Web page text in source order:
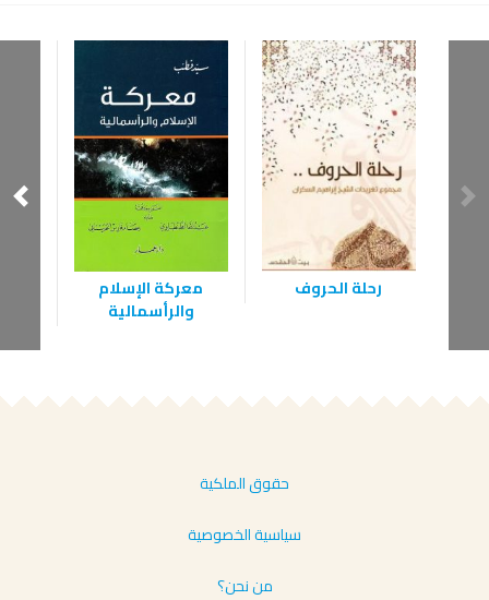
رحلة الحروف
معركة الإسلام
والرأسمالية
حقوق الملكية
سياسية الخصوصية
من نحن؟